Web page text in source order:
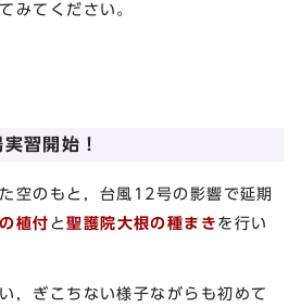
みてください。
習開始！
空のもと，台風12号の影響で延期
植付 と聖護院大根の種まき を行い
，ぎこちない様子ながらも初めて